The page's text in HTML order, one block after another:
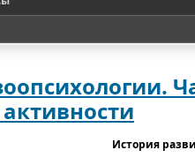
История